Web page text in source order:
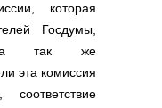
которая
Госдумы,
а так же
эта комиссия